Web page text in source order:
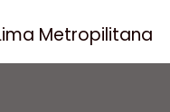
Metropilitana